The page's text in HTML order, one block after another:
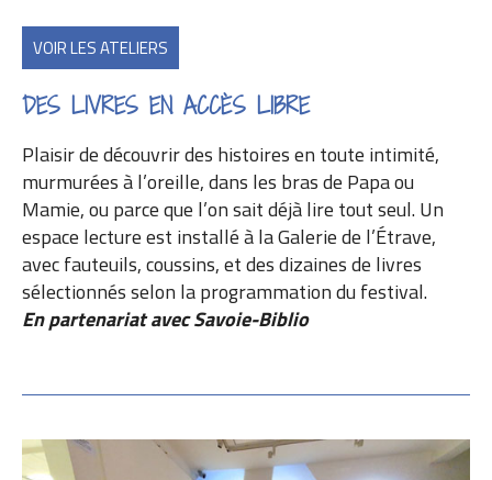
VOIR LES ATELIERS
DES LIVRES EN ACCÈS LIBRE
Plaisir de découvrir des histoires en toute intimité,
murmurées à l’oreille, dans les bras de Papa ou
Mamie, ou parce que l’on sait déjà lire tout seul. Un
espace lecture est installé à la Galerie de l’Étrave,
avec fauteuils, coussins, et des dizaines de livres
sélectionnés selon la programmation du festival.
En partenariat avec Savoie-Biblio